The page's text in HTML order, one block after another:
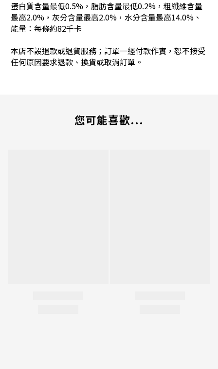
蛋白質含量最低0.5%，脂肪含量最低0.2%，粗纖維含量
最高2.0%，灰分含量最高2.0%，水分含量最高14.0%、
能量： 每條約82千卡
本店不設退款或退貨服務；訂單一經付款作實，恕不接受
任何原因要求退款、換貨或取消訂單。
您可能喜歡...